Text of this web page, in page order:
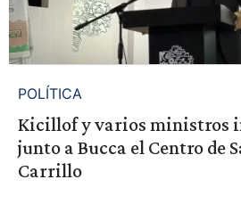
POLÍTICA
Kicillof y varios ministros
junto a Bucca el Centro de
Carrillo